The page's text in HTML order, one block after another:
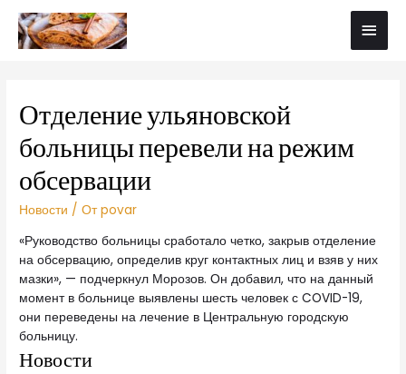
Отделение ульяновской
больницы перевели на режим
обсервации
Новости / От povar
«Руководство больницы сработало четко, закрыв отделение
на обсервацию, определив круг контактных лиц и взяв у них
мазки», — подчеркнул Морозов. Он добавил, что на данный
момент в больнице выявлены шесть человек с COVID-19,
они переведены на лечение в Центральную городскую
больницу.
Новости